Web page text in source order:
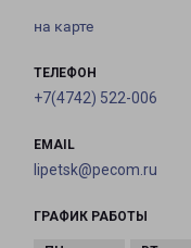
на карте
ТЕЛЕФОН
+7(4742) 522-006
EMAIL
lipetsk@pecom.ru
ГРАФИК РАБОТЫ